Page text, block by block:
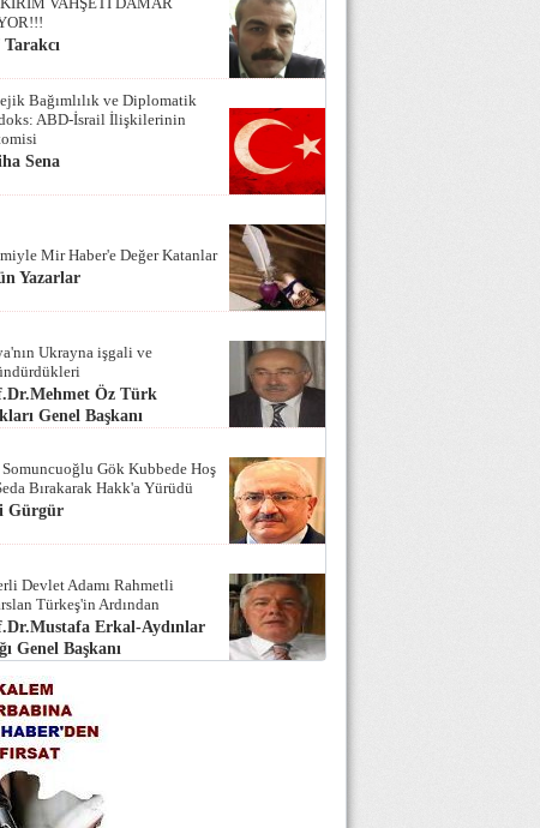
Bağımlılık ve Diplomatik
ABD-İsrail İlişkilerinin
Sena
Mir Haber'e Değer Katanlar
Yazarlar
Ukrayna işgali ve
Öz Türk
Genel Başkanı
Somuncuoğlu Gök Kubbede Hoş
Bırakarak Hakk'a Yürüdü
Gürgür
Devlet Adamı Rahmetli
Türkeş'in Ardından
Erkal-Aydınlar
Genel Başkanı